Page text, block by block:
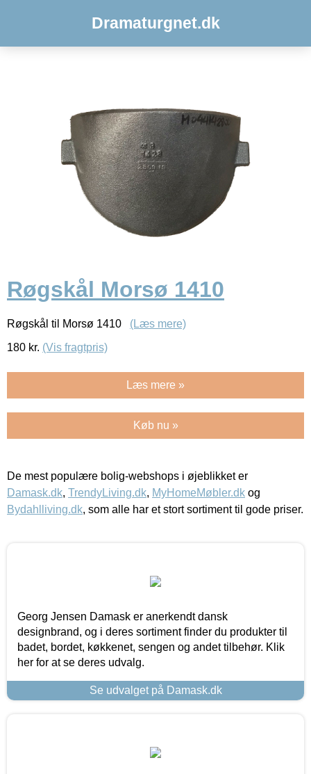
Dramaturgnet.dk
Røgskål Morsø 1410
Røgskål til Morsø 1410 (Læs mere)
180 kr. (Vis fragtpris)
Læs mere »
Køb nu »
De mest populære bolig-webshops i øjeblikket er
Damask.dk, TrendyLiving.dk, MyHomeMøbler.dk og
Bydahlliving.dk, som alle har et stort sortiment til gode priser.
Georg Jensen Damask er anerkendt dansk
designbrand, og i deres sortiment finder du produkter til
badet, bordet, køkkenet, sengen og andet tilbehør. Klik
her for at se deres udvalg.
Se udvalget på Damask.dk